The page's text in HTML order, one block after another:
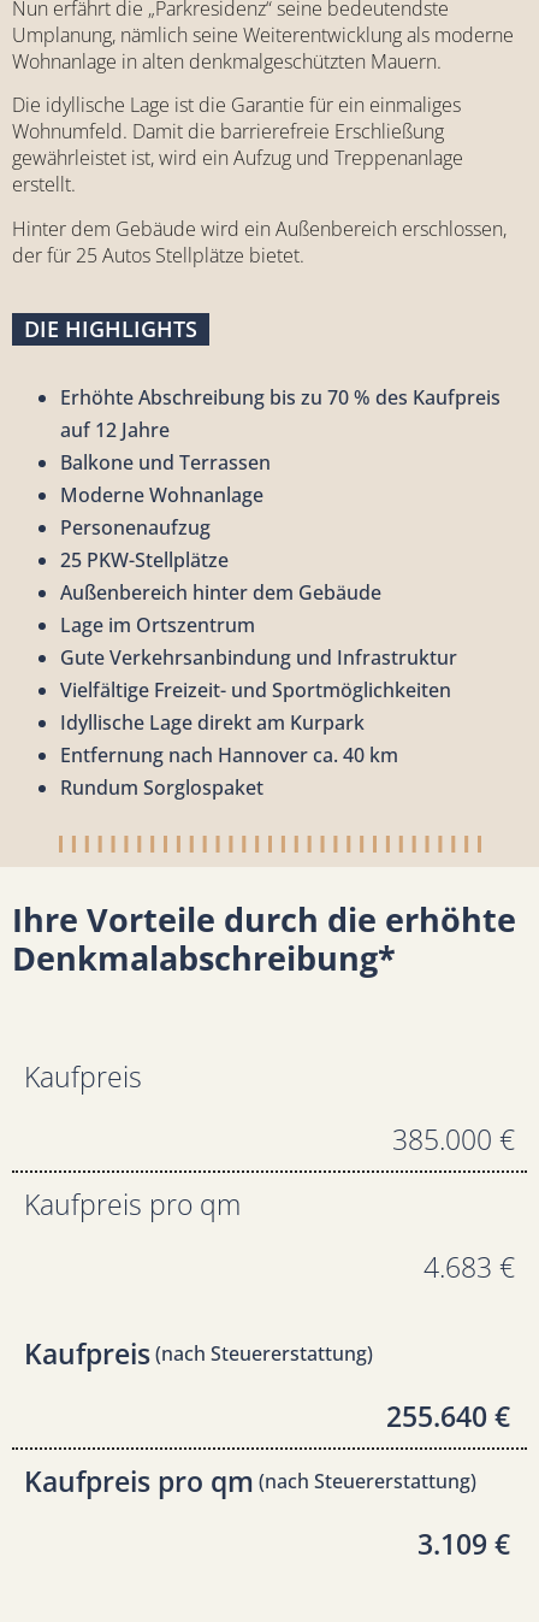
Nun erfährt die „Parkresidenz“ seine bedeutendste
Umplanung, nämlich seine Weiterentwicklung als moderne
Wohnanlage in alten denkmalgeschützten Mauern.
Die idyllische Lage ist die Garantie für ein einmaliges
Wohnumfeld. Damit die barrierefreie Erschließung
gewährleistet ist, wird ein Aufzug und Treppenanlage
erstellt.
Hinter dem Gebäude wird ein Außenbereich erschlossen,
der für 25 Autos Stellplätze bietet.
DIE HIGHLIGHTS
Erhöhte Abschreibung bis zu 70 % des Kaufpreis
auf 12 Jahre
Balkone und Terrassen
Moderne Wohnanlage
Personenaufzug
25 PKW-Stellplätze
Außenbereich hinter dem Gebäude
Lage im Ortszentrum
Gute Verkehrsanbindung und Infrastruktur
Vielfältige Freizeit- und Sportmöglichkeiten
Idyllische Lage direkt am Kurpark
Entfernung nach Hannover ca. 40 km
Rundum Sorglospaket
Ihre Vorteile durch die erhöhte
Denkmalabschreibung*
Kaufpreis
385.000 €
Kaufpreis pro qm
4.683 €
Kaufpreis(nach Steuererstattung)
255.640 €
Kaufpreis pro qm (nach Steuererstattung)
3.109 €